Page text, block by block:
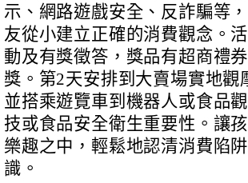
示、網路遊戲安全、反詐騙等
友從小建立正確的消費觀念。
動及有獎徵答，獎品有超商禮
獎。第2天安排到大賣場實地
並搭乘遊覽車到機器人或食品
技或食品安全衛生重要性。讓
樂趣之中，輕鬆地認清消費陷
識。